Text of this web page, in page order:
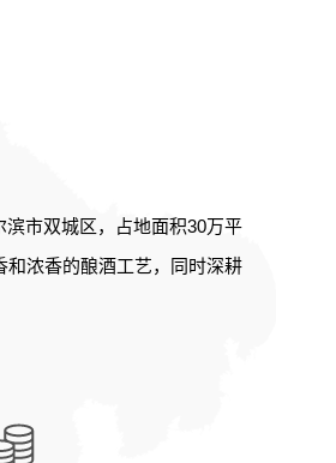
市双城区，占地面积30万平
浓香的酿酒工艺，同时深耕